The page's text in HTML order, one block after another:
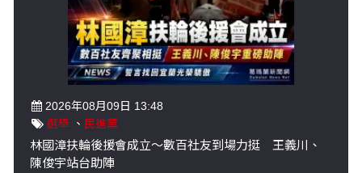
2026年08月09日 13:48
選舉 、 民進黨
林國漳扶輪後援會成立～數百社友到場力挺 王義川、
陳俊宇站台助陣